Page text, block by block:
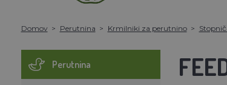
Domov Perutnina Krmilniki za perutnino
Perutnina